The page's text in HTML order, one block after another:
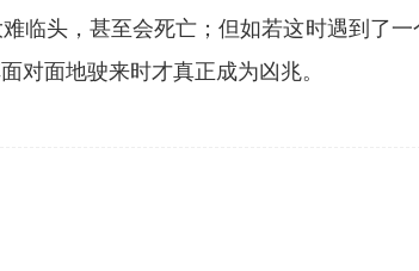
临头，甚至会死亡；但如若这时遇到了
对面地驶来时才真正成为凶兆。